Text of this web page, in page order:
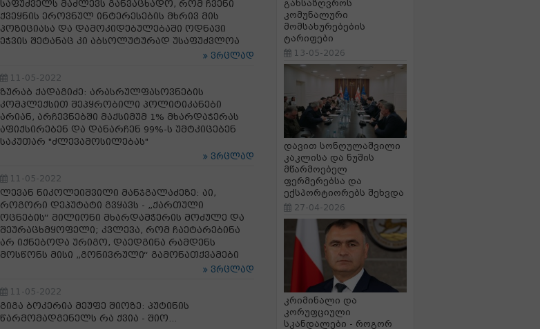
საფუძველს მაძლევს განვაცხადო, რომ ჩვენი
ქვეყნის ეროვნულ ინტერესების მხრივ მის
პოზიციასა და დამოკიდებულებაში ოდნავი
ეჭვის შეტანაც კი აბსოლუტურად უსაფუძვლოა
ვრცლად
11-05-2022
ზურაბ ქადაგიძე: არასრულფასოვნების
კომპლექსით შეპყრობილი პოლიტიკანები
არიან, არჩევნებში მაქსიმუმ 1% მხარდაჭერას
აფიქსირებენ და დანარჩენ 99%-ს უმტკიცებენ
საკუთარ "ძლევამოსილებას"
ვრცლად
11-05-2022
ლევან ნიკოლეიშვილი მანჯგალაძეზე: აი,
როგორი დეპუტატი გვყავს - „ქართული
ოცნების“ მილიონი მხარდამჭერის მოძულე და
შეურაცხმყოფელი; კვლევა, რომ ჩაეტარებინა
არ იქნებოდა ურიგო, დაედგინა რამდენს
მოსწონს მისი „გონივრული“ გამონათქვამები
ვრცლად
11-05-2022
გიგა ბოკერია მეუფე შიოზე: პუტინის
წარმომადგენელს რა ქვია - შიო...
განსაზღვროს
კომუნალური
მომსახურებების
ტარიფები
13-05-2026
დავით სონღულაშვილი
კაკლისა და ნუშის
მწარმოებელ
ფერმერებსა და
ექსპორტიორებს შეხვდა
27-04-2026
კრიმინალი და
კორუფციული
სკანდალები - როგორ